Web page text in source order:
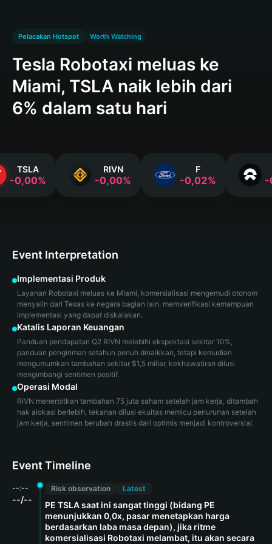
Pelacakan Hotspot Worth Watching
Tesla Robotaxi meluas ke
Miami, TSLA naik lebih dari
6% dalam satu hari
TSLA
-0,00%
RIVN
-0,00%
F
-0,02% -
Event Interpretation
Implementasi Produk
Layanan Robotaxi meluas ke Miami, komersialisasi mengemudi otonom
menyalin dari Texas ke negara bagian lain, memverifikasi kemampuan
implementasi yang dapat diskalakan.
Katalis Laporan Keuangan
Panduan pendapatan Q2 RIVN melebihi ekspektasi sekitar 10%,
panduan pengiriman setahun penuh dinaikkan, tetapi kemudian
mengumumkan tambahan sekitar $1,5 miliar, kekhawatiran dilusi
mengimbangi sentimen positif.
Operasi Modal
RIVN menerbitkan tambahan 75 juta saham setelah jam kerja, ditambah
hak alokasi berlebih, tekanan dilusi ekuitas memicu penurunan setelah
jam kerja, sentimen berubah drastis dari optimis menjadi kontroversial.
Event Timeline
--:--
--/--
Risk observation Latest
PE TSLA saat ini sangat tinggi (bidang PE
menunjukkan 0,0x, pasar menetapkan harga
berdasarkan laba masa depan), jika ritme
komersialisasi Robotaxi melambat, itu akan secara